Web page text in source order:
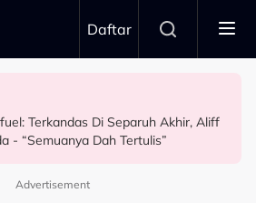
Daftar
- Fazura Sepakat Bina
Fattah Amin Demi Fatima
Terkandas Di Separuh Akhir, Aliff
- “Semuanya Dah Tertulis”
Dikritik, Aisha Retno Terima
- “Kami Hormat Pendapat
Dengan Daiyan Trisha Waktu
Advertisement